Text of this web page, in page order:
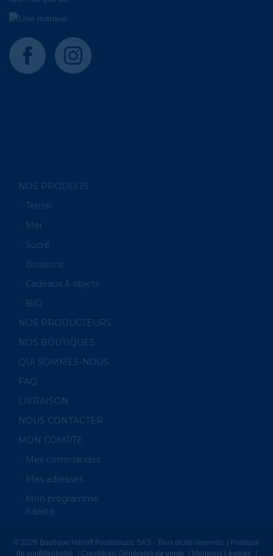
facebook instagram
NOS PRODUITS
Terroir
Mer
Sucré
Boissons
Cadeaux & objets
BIO
NOS PRODUCTEURS
NOS BOUTIQUES
QUI SOMMES-NOUS
FAQ
LIVRAISON
NOUS CONTACTER
MON COMPTE
Mes commandes
Mes adresses
Mon programme
fidélité
© 2026 Boutique Hénaff Pouldreuzic SAS - Tous droits réservés
Politique
de confidentialité
Conditions Générales de vente Mentions Légales